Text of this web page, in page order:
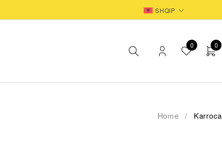
SHQIP
0 0
Home / Karroca